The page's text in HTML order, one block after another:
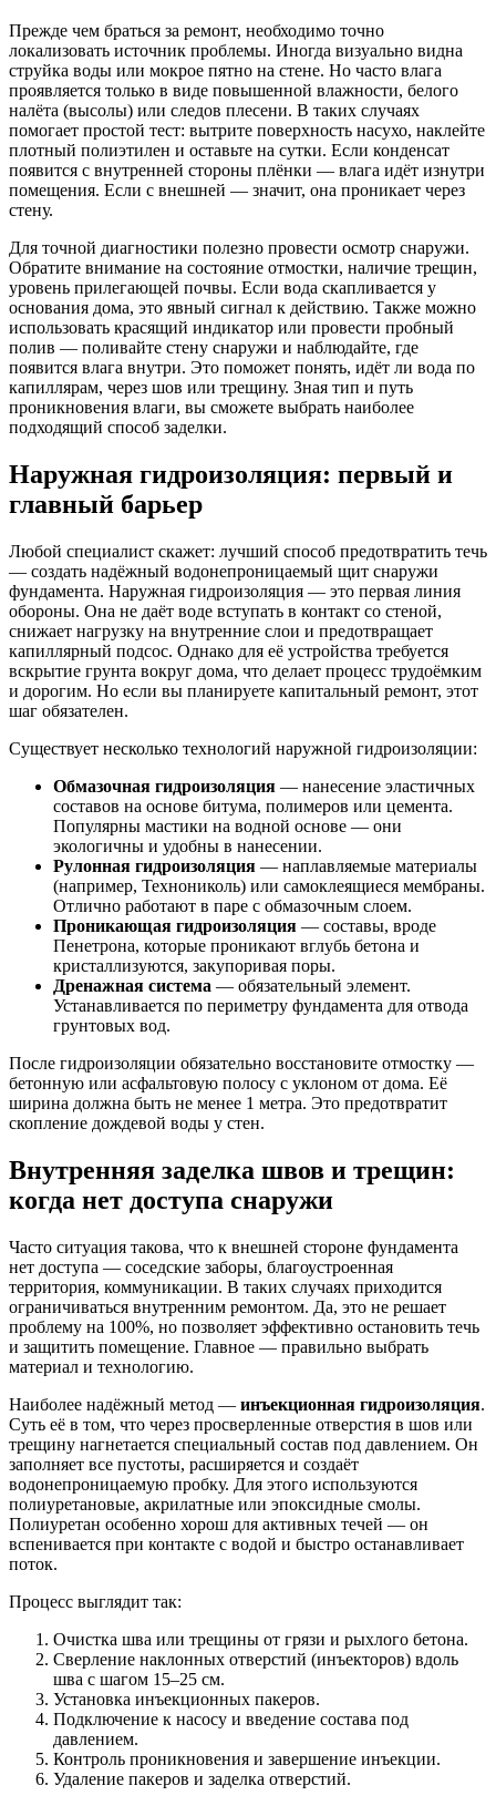
Прежде чем браться за ремонт, необходимо точно
локализовать источник проблемы. Иногда визуально видна
струйка воды или мокрое пятно на стене. Но часто влага
проявляется только в виде повышенной влажности, белого
налёта (высолы) или следов плесени. В таких случаях
помогает простой тест: вытрите поверхность насухо, наклейте
плотный полиэтилен и оставьте на сутки. Если конденсат
появится с внутренней стороны плёнки — влага идёт изнутри
помещения. Если с внешней — значит, она проникает через
стену.
Для точной диагностики полезно провести осмотр снаружи.
Обратите внимание на состояние отмостки, наличие трещин,
уровень прилегающей почвы. Если вода скапливается у
основания дома, это явный сигнал к действию. Также можно
использовать красящий индикатор или провести пробный
полив — поливайте стену снаружи и наблюдайте, где
появится влага внутри. Это поможет понять, идёт ли вода по
капиллярам, через шов или трещину. Зная тип и путь
проникновения влаги, вы сможете выбрать наиболее
подходящий способ заделки.
Наружная гидроизоляция: первый и
главный барьер
Любой специалист скажет: лучший способ предотвратить течь
— создать надёжный водонепроницаемый щит снаружи
фундамента. Наружная гидроизоляция — это первая линия
обороны. Она не даёт воде вступать в контакт со стеной,
снижает нагрузку на внутренние слои и предотвращает
капиллярный подсос. Однако для её устройства требуется
вскрытие грунта вокруг дома, что делает процесс трудоёмким
и дорогим. Но если вы планируете капитальный ремонт, этот
шаг обязателен.
Существует несколько технологий наружной гидроизоляции:
Обмазочная гидроизоляция — нанесение эластичных
составов на основе битума, полимеров или цемента.
Популярны мастики на водной основе — они
экологичны и удобны в нанесении.
Рулонная гидроизоляция — наплавляемые материалы
(например, Технониколь) или самоклеящиеся мембраны.
Отлично работают в паре с обмазочным слоем.
Проникающая гидроизоляция — составы, вроде
Пенетрона, которые проникают вглубь бетона и
кристаллизуются, закупоривая поры.
Дренажная система — обязательный элемент.
Устанавливается по периметру фундамента для отвода
грунтовых вод.
После гидроизоляции обязательно восстановите отмостку —
бетонную или асфальтовую полосу с уклоном от дома. Её
ширина должна быть не менее 1 метра. Это предотвратит
скопление дождевой воды у стен.
Внутренняя заделка швов и трещин:
когда нет доступа снаружи
Часто ситуация такова, что к внешней стороне фундамента
нет доступа — соседские заборы, благоустроенная
территория, коммуникации. В таких случаях приходится
ограничиваться внутренним ремонтом. Да, это не решает
проблему на 100%, но позволяет эффективно остановить течь
и защитить помещение. Главное — правильно выбрать
материал и технологию.
Наиболее надёжный метод — инъекционная гидроизоляция.
Суть её в том, что через просверленные отверстия в шов или
трещину нагнетается специальный состав под давлением. Он
заполняет все пустоты, расширяется и создаёт
водонепроницаемую пробку. Для этого используются
полиуретановые, акрилатные или эпоксидные смолы.
Полиуретан особенно хорош для активных течей — он
вспенивается при контакте с водой и быстро останавливает
поток.
Процесс выглядит так:
Очистка шва или трещины от грязи и рыхлого бетона.
Сверление наклонных отверстий (инъекторов) вдоль
шва с шагом 15–25 см.
Установка инъекционных пакеров.
Подключение к насосу и введение состава под
давлением.
Контроль проникновения и завершение инъекции.
Удаление пакеров и заделка отверстий.